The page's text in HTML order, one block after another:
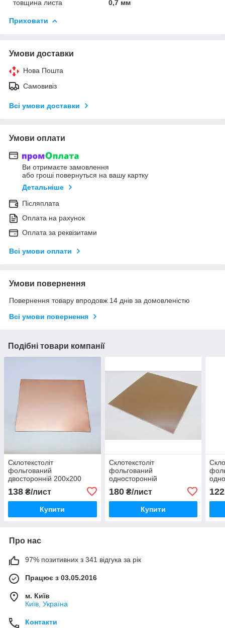
товщина листа
0,7 мм
Приховати
Умови доставки
Нова Пошта
Самовивіз
Всі умови доставки
Умови оплати
Ви отримаєте замовлення
або гроші повернуться на вашу картку
Детальніше
Післяплата
Оплата на рахунок
Оплата за реквізитами
Всі умови оплати
Умови повернення
Повернення товару впродовж 14 днів за домовленістю
Всі умови повернення
Подібні товари компанії
Склотекстоліт
фольгований
двосторонній 200х200
138 ₴/лист
Купити
Склотекстоліт
фольгований
односторонній
180₴/лист
Купити
122
Про нас
97% позитивних з 341 відгука за рік
Працює з 03.05.2016
м. Київ
Київ, Україна
Контакти